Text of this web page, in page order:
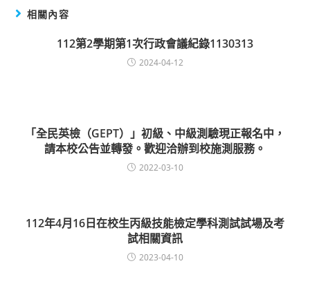
相關內容
112第2學期第1次行政會議紀錄1130313
2024-04-12
「全民英檢（GEPT）」初級、中級測驗現正報名中，
請本校公告並轉發。歡迎洽辦到校施測服務。
2022-03-10
112年4月16日在校生丙級技能檢定學科測試試場及考
試相關資訊
2023-04-10